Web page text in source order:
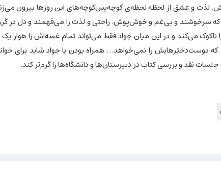
لذت و عشق از لحظه لحظه‌ی کوچه‌پس‌کوچه‌های این روزها بیرون
که سرخوشند و بی‌غم و خوش‌پوش. راحتی و لذت را می‌فهمند و دل در
می‌کند و در این میان جواد فقط می‌تواند تمام غصه‌اش را
دوست‌دخترهایش را نمی‌خواهد… همراه بودن با جواد شاید برای
نقد و بررسی کتاب در دبیرستان‌ها و دانشگاه‌ها را گرم‌تر کند.